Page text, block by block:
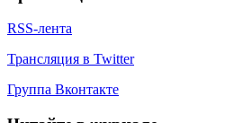
RSS-лента
Трансляция в Twitter
Группа Вконтакте